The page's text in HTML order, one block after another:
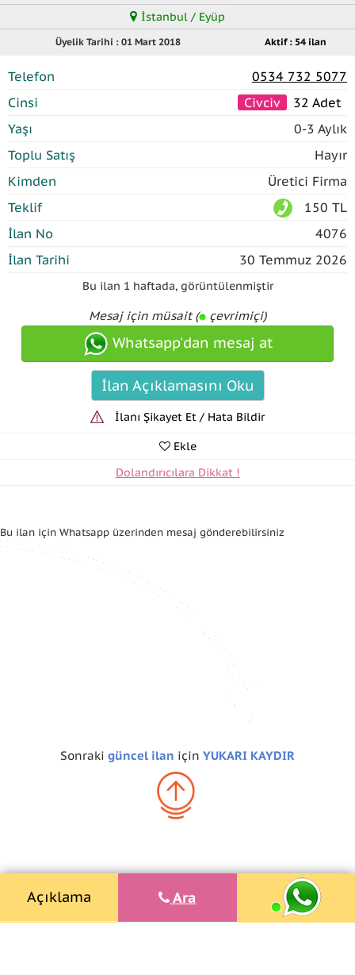
İstanbul / Eyüp
Üyelik Tarihi : 01 Mart 2018 Aktif : 54 ilan
Telefon
0534 732 5077
Cinsi
Civciv
32 Adet
Yaşı
0-3 Aylık
Toplu Satış
Hayır
Kimden
Üretici Firma
Teklif
150 TL
İlan No
4076
İlan Tarihi
30 Temmuz 2026
Bu ilan 1 haftada, görüntülenmiştir
Mesaj için müsait ( çevrimiçi)
Whatsapp'dan mesaj at
İlan Açıklamasını Oku
İlanı Şikayet Et / Hata Bildir
Ekle
Dolandırıcılara Dikkat !
Bu ilan için Whatsapp üzerinden mesaj gönderebilirsiniz
Açıklama Ara
Sonraki güncel ilan için YUKARI KAYDIR